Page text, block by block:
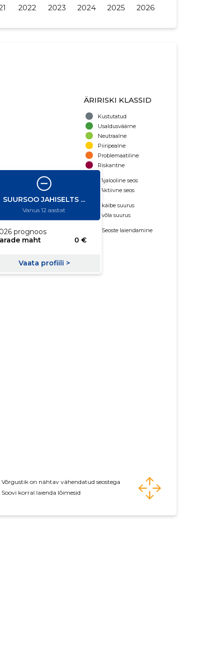
2022 2023 2024 2025 2026
ÄRIRISKI KLASSID
Kustutatud
Usaldusväärne
Neutraalne
Piiripealne
Problemaatiline
Riskantne
Ajalooline seos
Aktiivne seos
käibe suurus
võla suurus
Seoste laiendamine
Võrgustik on nähtav vähendatud seostega
Soovi korral laienda lõimesid